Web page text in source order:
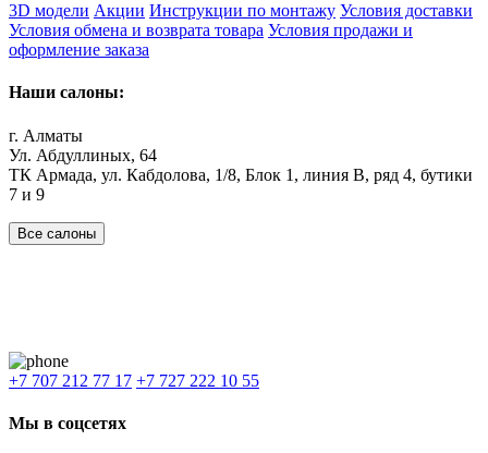
3D модели Акции Инструкции по монтажу Условия доставки
Условия обмена и возврата товара Условия продажи и
оформление заказа
Наши салоны:
г. Алматы
Ул. Абдуллиных, 64
ТК Армада, ул. Кабдолова, 1/8, Блок 1, линия В, ряд 4, бутики
7 и 9
Все салоны
+7 707 212 77 17 +7 727 222 10 55
Мы в соцсетях